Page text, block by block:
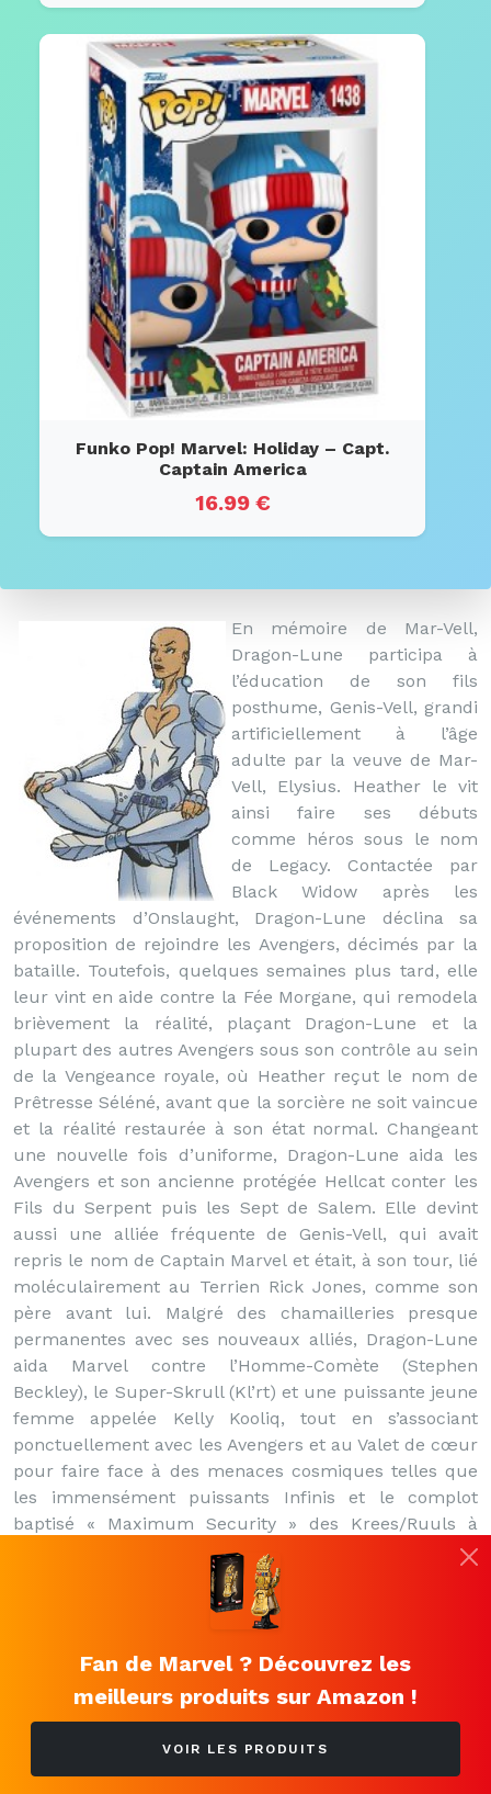
Funko Pop! Marvel: Holiday – Capt.
Captain America
16.99 €
En mémoire de Mar-Vell,
Dragon-Lune participa à
l’éducation de son fils
posthume, Genis-Vell, grandi
artificiellement à l’âge
adulte par la veuve de Mar-
Vell, Elysius. Heather le vit
ainsi faire ses débuts
comme héros sous le nom
de Legacy. Contactée par
Black Widow après les
événements d’Onslaught, Dragon-Lune déclina sa
proposition de rejoindre les Avengers, décimés par la
bataille. Toutefois, quelques semaines plus tard, elle
leur vint en aide contre la Fée Morgane, qui remodela
brièvement la réalité, plaçant Dragon-Lune et la
plupart des autres Avengers sous son contrôle au sein
de la Vengeance royale, où Heather reçut le nom de
Prêtresse Séléné, avant que la sorcière ne soit vaincue
et la réalité restaurée à son état normal. Changeant
une nouvelle fois d’uniforme, Dragon-Lune aida les
Avengers et son ancienne protégée Hellcat conter les
Fils du Serpent puis les Sept de Salem. Elle devint
aussi une alliée fréquente de Genis-Vell, qui avait
repris le nom de Captain Marvel et était, à son tour, lié
moléculairement au Terrien Rick Jones, comme son
père avant lui. Malgré des chamailleries presque
permanentes avec ses nouveaux alliés, Dragon-Lune
aida Marvel contre l’Homme-Comète (Stephen
Beckley), le Super-Skrull (Kl’rt) et une puissante jeune
femme appelée Kelly Kooliq, tout en s’associant
ponctuellement avec les Avengers et au Valet de cœur
pour faire face à des menaces cosmiques telles que
les immensément puissants Infinis et le complot
baptisé « Maximum Security » des Krees/Ruuls à
l’encontre de la Terre. Elle aida aussi brièvement
d’autres héros contre le tout puissant Akhénaton, bien
que ces événements finirent par provoquer une
divergence vers la réalité-4321, après que Thanos
avait remonté le temps et empêché Akhénaton
En venant en aide aux
Quatre Fantastiques pour
combattre la menace
Fan de Marvel ? Découvrez les
meilleurs produits sur Amazon !
VOIR LES PRODUITS